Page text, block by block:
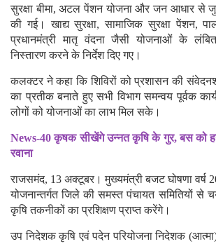
सुरक्षा बीमा, अटल पेंशन योजना और जन आधार से जुड़े
की गई। खाद्य सुरक्षा, सामाजिक सुरक्षा पेंशन,
प्रधानमंत्री मातृ वंदना जैसी योजनाओं के
निस्तारण करने के निर्देश दिए गए।
कलक्टर ने कहा कि शिविरों को प्रशासन की
का प्रतीक बनाते हुए सभी विभाग समन्वय पूर्वक
लोगों को योजनाओं का लाभ मिल सके।
News-40 कृषक सीखेंगे उन्नत कृषि के गुर, बस को
रवाना
राजसमंद, 13 अक्टूबर। मुख्यमंत्री बजट घोषणा वर्ष
योजनान्तर्गत जिले की समस्त पंचायत समितियों से
कृषि तकनीकों का प्रशिक्षण प्राप्त करेंगे।
उप निदेशक कृषि एवं पदेन परियोजना निदेशक